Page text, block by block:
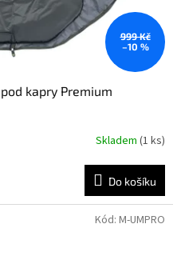
999 Kč
–10 %
kapry Premium
Skladem (1 ks)
Do košíku
Kód: M-UMPRO